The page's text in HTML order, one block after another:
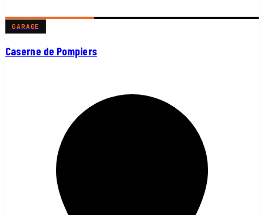
GARAGE
Caserne de Pompiers